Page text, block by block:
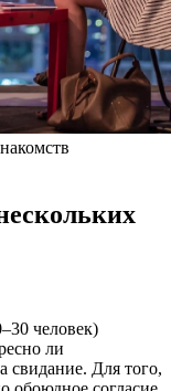
человек)
ли
свидание. Для того,